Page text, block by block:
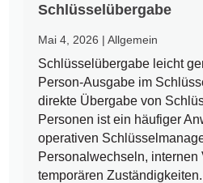
Schlüsselübergabe
Mai 4, 2026 |Allgemein
Schlüsselübergabe leicht
Person-Ausgabe im
direkte Übergabe von
Personen ist ein häufiger
operativen
Personalwechseln, internen
temporären